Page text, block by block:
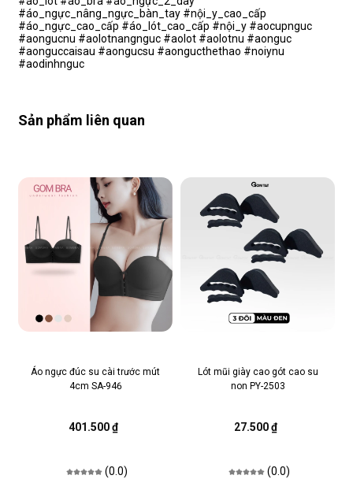
#áo_ngực_nâng_ngực_bàn_tay #nội_y_cao_cấp
#áo_ngực_cao_cấp #áo_lót_cao_cấp #nội_y #aocupnguc
#aongucnu #aolotnangnguc #aolot #aolotnu #aonguc
#aonguccaisau #aongucsu #aongucthethao #noiynu
#aodinhnguc
Sản phẩm liên quan
Áo ngực đúc su cài trước mút
4cm SA-946
401.500 ₫
(0.0)
Lót mũi giày cao gót cao su
non PY-2503
27.500 ₫
(0.0)